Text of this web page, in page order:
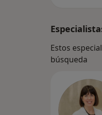
Estos
búsqueda